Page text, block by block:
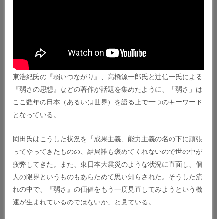
東浩紀氏の『弱いつながり』、高橋源一郎氏と辻信一氏による
『弱さの思想』などの著作が話題を集めたように、「弱さ」は
ここ数年の日本（あるいは世界）を語る上で一つのキーワード
となっている。
岡田氏はこうした状況を「成果主義、能力主義の名の下に頑張
ってやってきたものの、結局誰も褒めてくれないので世の中が
疲弊してきた。また、東日本大震災のような状況に直面し、個
人の限界というものもあらためて思い知らされた。そうした流
れの中で、『弱さ』の価値をもう一度見直してみようという機
運が生まれているのではないか」と見ている。